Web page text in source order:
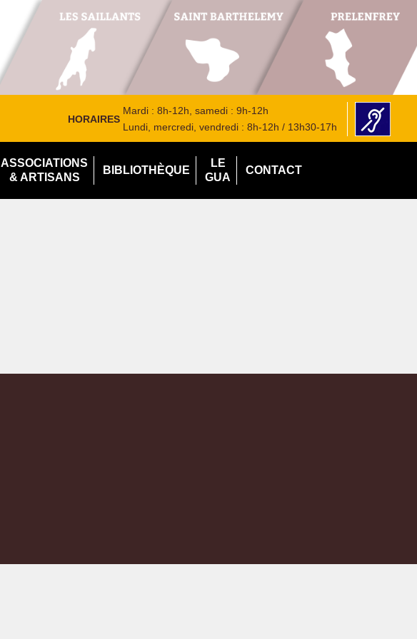
HORAIRES
Mardi : 8h-12h, samedi : 9h-12h
Lundi, mercredi, vendredi : 8h-12h / 13h30-17h
ASSOCIATIONS
& ARTISANS
BIBLIOTHÈQUE
LE
GUA
CONTACT